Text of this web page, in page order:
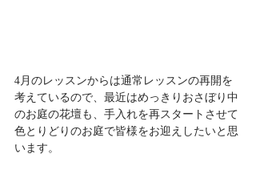
4月のレッスンからは通常レッスンの再開を
考えているので、最近はめっきりおさぼり中
のお庭の花壇も、手入れを再スタートさせて
色とりどりのお庭で皆様をお迎えしたいと思
います。